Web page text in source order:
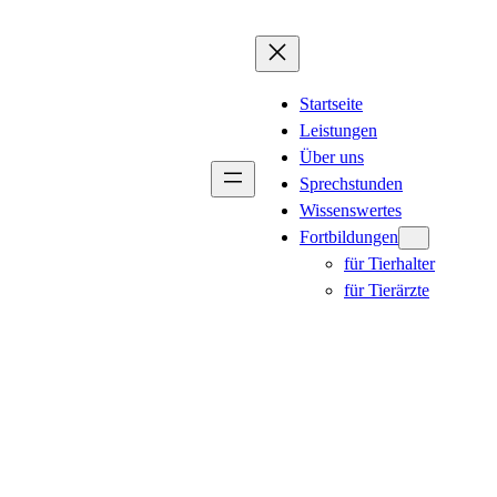
Startseite
Leistungen
Über uns
Sprechstunden
Wissenswertes
Fortbildungen
für Tierhalter
für Tierärzte